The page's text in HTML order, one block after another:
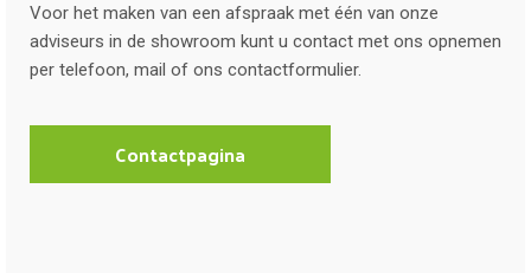
Voor het maken van een afspraak met één van onze
adviseurs in de showroom kunt u contact met ons opnemen
per telefoon, mail of ons contactformulier.
Contactpagina